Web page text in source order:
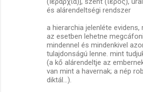
és alárendeltségi rendszer
a hierarchia jelenléte evidens,
az esetben lehetne
mindennel és mindenkivel
tulajdonságú lenne. mint
(a kő alárendeltje az
van mint a havernak; a nép
diktál...).